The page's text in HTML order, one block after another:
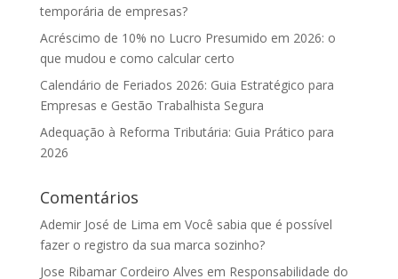
temporária de empresas?
Acréscimo de 10% no Lucro Presumido em 2026: o
que mudou e como calcular certo
Calendário de Feriados 2026: Guia Estratégico para
Empresas e Gestão Trabalhista Segura
Adequação à Reforma Tributária: Guia Prático para
2026
Comentários
Ademir José de Lima em Você sabia que é possível
fazer o registro da sua marca sozinho?
Jose Ribamar Cordeiro Alves em Responsabilidade do